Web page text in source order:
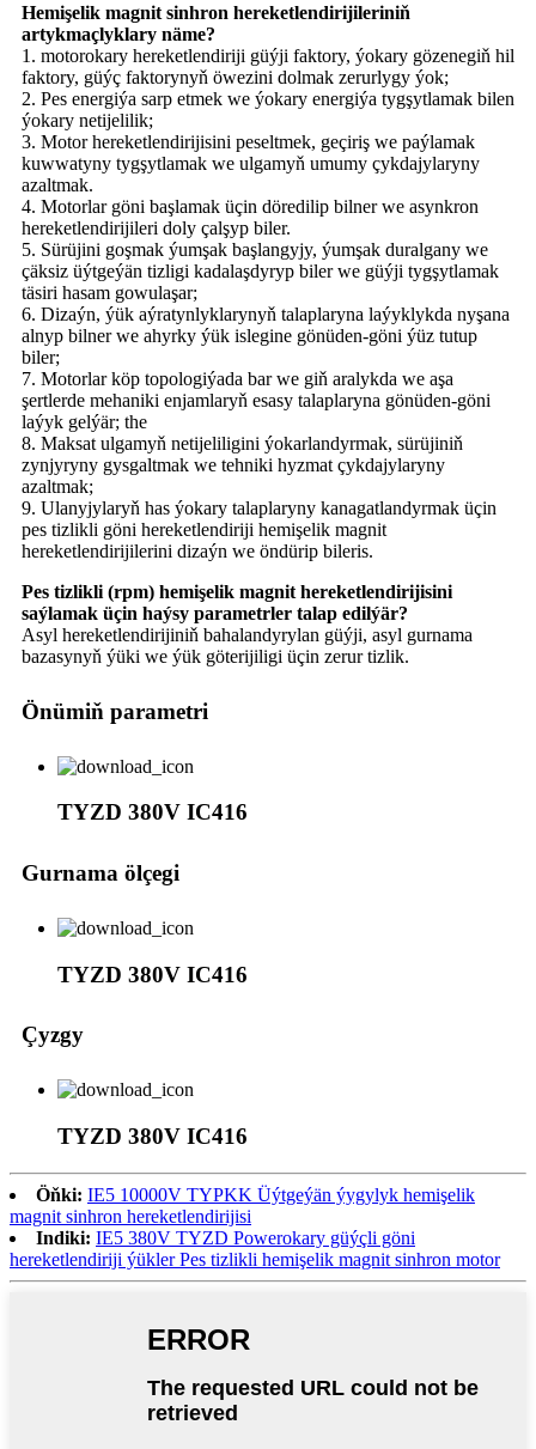
Hemişelik magnit sinhron hereketlendirijileriniň
artykmaçlyklary näme?
1. motorokary hereketlendiriji güýji faktory, ýokary gözenegiň hil
faktory, güýç faktorynyň öwezini dolmak zerurlygy ýok;
2. Pes energiýa sarp etmek we ýokary energiýa tygşytlamak bilen
ýokary netijelilik;
3. Motor hereketlendirijisini peseltmek, geçiriş we paýlamak
kuwwatyny tygşytlamak we ulgamyň umumy çykdajylaryny
azaltmak.
4. Motorlar göni başlamak üçin döredilip bilner we asynkron
hereketlendirijileri doly çalşyp biler.
5. Sürüjini goşmak ýumşak başlangyjy, ýumşak duralgany we
çäksiz üýtgeýän tizligi kadalaşdyryp biler we güýji tygşytlamak
täsiri hasam gowulaşar;
6. Dizaýn, ýük aýratynlyklarynyň talaplaryna laýyklykda nyşana
alnyp bilner we ahyrky ýük islegine gönüden-göni ýüz tutup
biler;
7. Motorlar köp topologiýada bar we giň aralykda we aşa
şertlerde mehaniki enjamlaryň esasy talaplaryna gönüden-göni
laýyk gelýär; the
8. Maksat ulgamyň netijeliligini ýokarlandyrmak, sürüjiniň
zynjyryny gysgaltmak we tehniki hyzmat çykdajylaryny
azaltmak;
9. Ulanyjylaryň has ýokary talaplaryny kanagatlandyrmak üçin
pes tizlikli göni hereketlendiriji hemişelik magnit
hereketlendirijilerini dizaýn we öndürip bileris.
Pes tizlikli (rpm) hemişelik magnit hereketlendirijisini
saýlamak üçin haýsy parametrler talap edilýär?
Asyl hereketlendirijiniň bahalandyrylan güýji, asyl gurnama
bazasynyň ýüki we ýük göterijiligi üçin zerur tizlik.
Önümiň parametri
TYZD 380V IC416
Gurnama ölçegi
TYZD 380V IC416
Çyzgy
TYZD 380V IC416
Öňki: IE5 10000V TYPKK Üýtgeýän ýygylyk hemişelik
magnit sinhron hereketlendirijisi
Indiki: IE5 380V TYZD Powerokary güýçli göni
hereketlendiriji ýükler Pes tizlikli hemişelik magnit sinhron motor